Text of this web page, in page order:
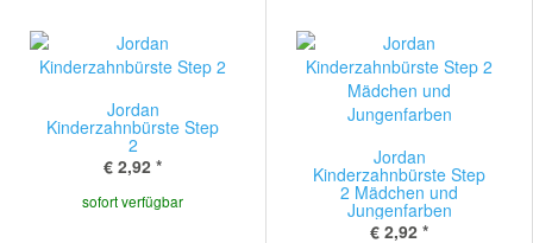
Jordan
Kinderzahnbürste Step
2
€ 2,92 *
sofort verfügbar
Jordan
Kinderzahnbürste Step
2 Mädchen und
Jungenfarben
€ 2,92 *